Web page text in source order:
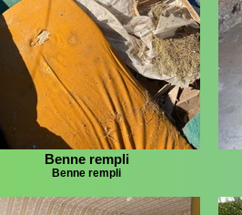
Benne rempli
Benne rempli